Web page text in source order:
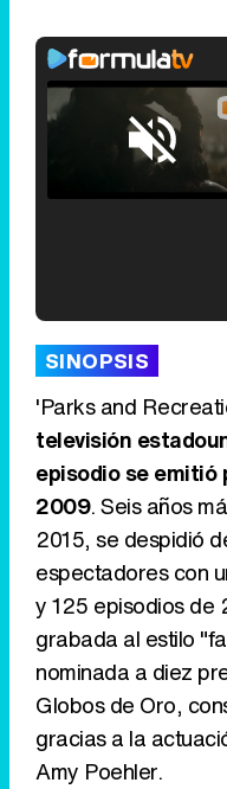
SINOPSIS
'Parks and
televisión
episodio se emitió
2009. Seis años
2015, se despidió
espectadores con
y 125 episodios de
grabada al estilo
nominada a diez
Globos de Oro,
gracias a la
Amy Poehler.